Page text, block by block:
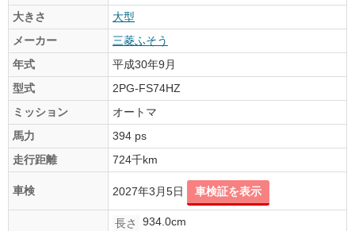
大きさ
大型
メーカー
三菱ふそう
年式
平成30年9月
型式
2PG-FS74HZ
ミッション
オートマ
馬力
394 ps
走行距離
724千km
車検 2027年3月5日 車検証を表示
長さ
934.0cm